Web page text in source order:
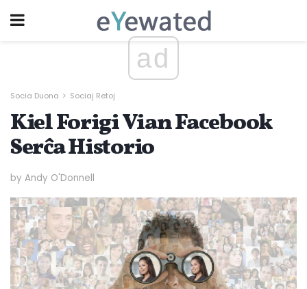
ad
Socia Duona Sociaj Retoj
Kiel Forigi Vian Facebook
Serĉa Historio
by Andy O'Donnell